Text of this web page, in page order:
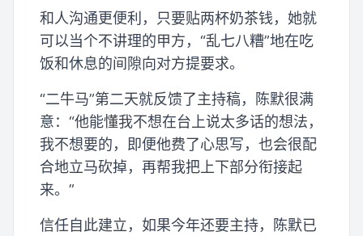
和人沟通更便利，只要贴两杯奶茶钱，她就
可以当个不讲理的甲方，“乱七八糟”地在吃
饭和休息的间隙向对方提要求。
“二牛马”第二天就反馈了主持稿，陈默很满
意：“他能懂我不想在台上说太多话的想法，
我不想要的，即便他费了心思写，也会很配
合地立马砍掉，再帮我把上下部分衔接起
来。”
信任自此建立，如果今年还要主持，陈默已